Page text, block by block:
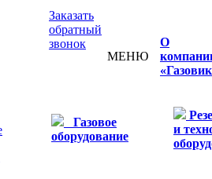
Заказать
обратный
звонок
МЕНЮ
О
Газовое
оборудование
и